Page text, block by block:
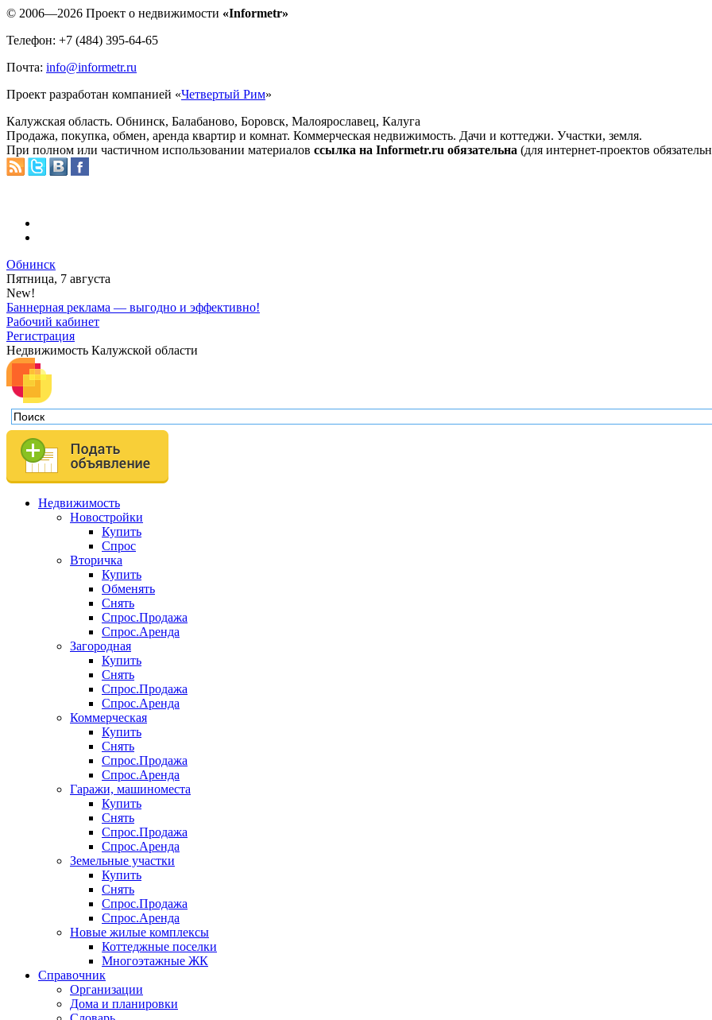
© 2006—2026 Проект о недвижимости «Informetr»
Телефон: +7 (484) 395-64-65
Почта: info@informetr.ru
Проект разработан компанией «Четвертый Рим»
Калужская область. Обнинск, Балабаново, Боровск, Малоярославец, Калуга
Продажа, покупка, обмен, аренда квартир и комнат. Коммерческая недвижимость. Дачи и коттеджи. Участки, земля.
При полном или частичном использовании материалов ссылка на Informetr.ru обязательна (для интернет-проектов
Обнинск
Пятница, 7 августа
New!
Баннерная реклама — выгодно и эффективно!
Рабочий кабинет
Регистрация
Недвижимость Калужской области
Недвижимость
Новостройки
Купить
Спрос
Вторичка
Купить
Обменять
Снять
Спрос.Продажа
Спрос.Аренда
Загородная
Купить
Снять
Спрос.Продажа
Спрос.Аренда
Коммерческая
Купить
Снять
Спрос.Продажа
Спрос.Аренда
Гаражи, машиноместа
Купить
Снять
Спрос.Продажа
Спрос.Аренда
Земельные участки
Купить
Снять
Спрос.Продажа
Спрос.Аренда
Новые жилые комплексы
Коттеджные поселки
Многоэтажные ЖК
Справочник
Организации
Дома и планировки